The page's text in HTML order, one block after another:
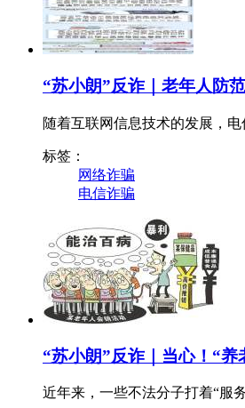
“苏小朗”反诈｜老年人防
随着互联网信息技术的发展，
标签：
网络诈骗
电信诈骗
“苏小朗”反诈｜当心！“养
近年来，一些不法分子打着“服